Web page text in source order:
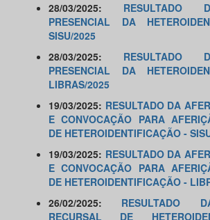
28/03/2025: RESULTADO
PRESENCIAL DA
SISU/2025
28/03/2025: RESULTADO
PRESENCIAL DA
LIBRAS/2025
19/03/2025: RESULTADO DA
E CONVOCAÇÃO PARA
DE HETEROIDENTIFICAÇÃO -
19/03/2025: RESULTADO DA
E CONVOCAÇÃO PARA
DE HETEROIDENTIFICAÇÃO -
26/02/2025: RESULTADO
RECURSAL DE